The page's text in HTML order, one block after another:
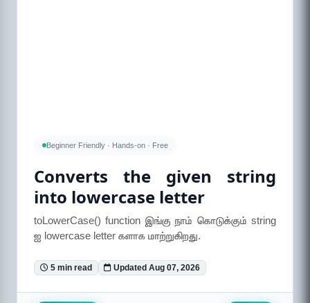
Beginner Friendly · Hands-on · Free
Converts the given string
into lowercase letter
toLowerCase() function இங்கு நாம் கொடுக்கும் string
ஐ lowercase letter களாக மாற்றுகிறது.
5 min read Updated Aug 07, 2026